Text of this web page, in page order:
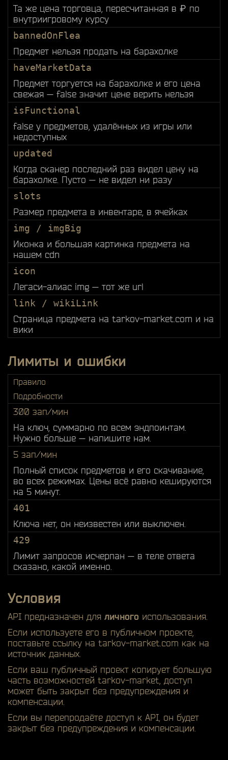
Та же цена торговца, пересчитанная в ₽ по
внутриигровому курсу
bannedOnFlea
Предмет нельзя продать на барахолке
haveMarketData
Предмет торгуется на барахолке и его цена
свежая — false значит цене верить нельзя
isFunctional
false у предметов, удалённых из игры или
недоступных
updated
Когда сканер последний раз видел цену на
барахолке. Пусто — не видел ни разу
slots
Размер предмета в инвентаре, в ячейках
img / imgBig
Иконка и большая картинка предмета на
нашем cdn
icon
Легаси-алиас img — тот же url
link / wikiLink
Страница предмета на tarkov-market.com и на
вики
Лимиты и ошибки
Правило
Подробности
300 зап/мин
На ключ, суммарно по всем эндпоинтам.
Нужно больше — напишите нам.
5 зап/мин
Полный список предметов и его скачивание,
во всех режимах. Цены всё равно кешируются
на 5 минут.
401
Ключа нет, он неизвестен или выключен.
429
Лимит запросов исчерпан — в теле ответа
сказано, какой именно.
Условия
API предназначен для личного использования.
Если используете его в публичном проекте,
поставьте ссылку на tarkov-market.com как на
источник данных.
Если ваш публичный проект копирует большую
часть возможностей tarkov-market, доступ
может быть закрыт без предупреждения и
компенсации.
Если вы перепродаёте доступ к API, он будет
закрыт без предупреждения и компенсации.